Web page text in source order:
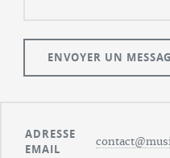
ADRESSE
EMAIL